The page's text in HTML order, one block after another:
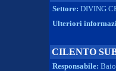
Settore: DIVING
Ulteriori
CILENTO
Responsabile: